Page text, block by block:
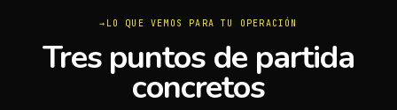
LO QUE VEMOS PARA TU OPERACIÓN
Tres puntos de partida
concretos